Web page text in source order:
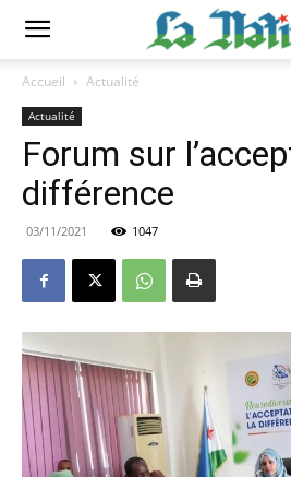
Accueil Actualité
Actualité
Forum sur
différence
03/11/2021 1047